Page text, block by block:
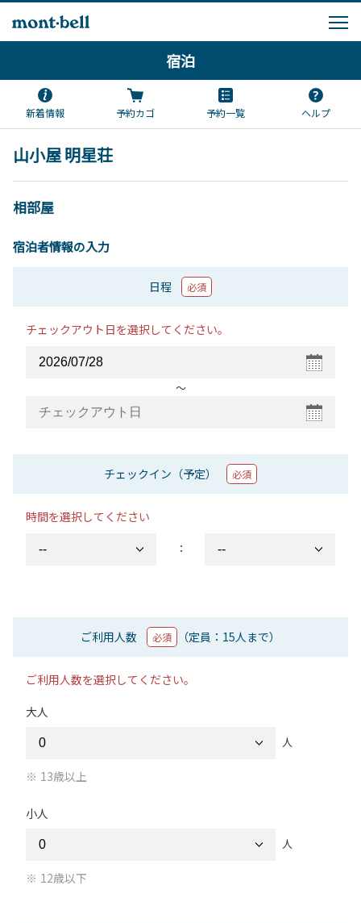
宿泊
新着情報 予約カゴ 予約一覧 ヘルプ
山小屋 明星荘
相部屋
宿泊者情報の入力
日程 必須
チェックアウト日を選択してください。
〜
チェックイン（予定） 必須
時間を選択してください
：
ご利用人数 必須 （定員：15人まで）
ご利用人数を選択してください。
大人
人
13歳以上
小人
人
12歳以下